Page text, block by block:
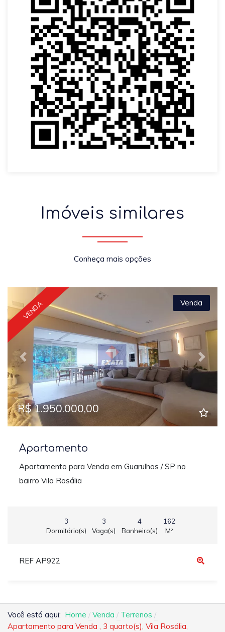
Imóveis similares
Conheça mais opções
Previous Next
VENDA Venda
R$ 1.950.000,00
Apartamento
Apartamento para Venda em Guarulhos / SP no
bairro Vila Rosália
3
Dormitório(s)
3
Vaga(s)
4
Banheiro(s)
162
M²
REF AP922
Você está aqui: Home Venda
Terrenos
Apartamento para Venda , 3 quarto(s), Vila Rosália,